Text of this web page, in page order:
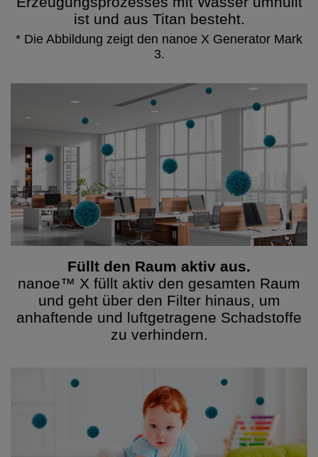
ist und aus Titan besteht.
* Die Abbildung zeigt den nanoe X Generator Mark
3.
Füllt den Raum aktiv aus.
nanoe™ X füllt aktiv den gesamten Raum
und geht über den Filter hinaus, um
anhaftende und luftgetragene Schadstoffe
zu verhindern.